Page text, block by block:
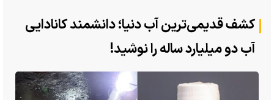
کشف قدیمی‌ترین آب دنیا؛ دانشمند کانادایی
آب دو میلیارد ساله را نوشید!